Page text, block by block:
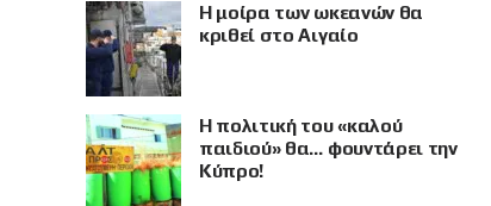
Η μοίρα των ωκεανών θα
κριθεί στο Αιγαίο
Η πολιτική του «καλού
παιδιού» θα… φουντάρει την
Κύπρο!